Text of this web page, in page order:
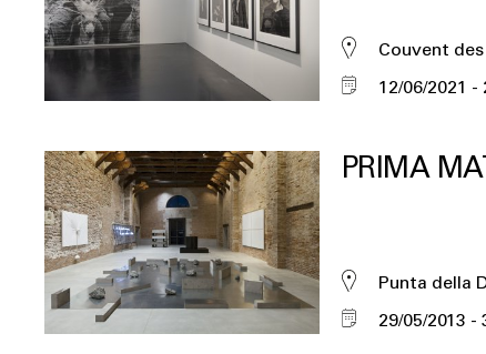
Couvent
12/06/2021
PRIMA
Punta della
29/05/2013